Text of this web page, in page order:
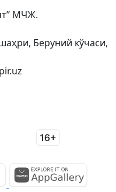
МЧЖ.
Беруний кўчаси,